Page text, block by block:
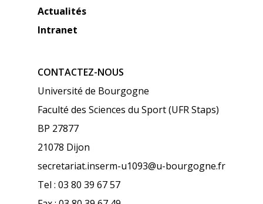
Actualités
Intranet
CONTACTEZ-NOUS
Université de Bourgogne
Faculté des Sciences du Sport (UFR Staps)
BP 27877
21078 Dijon
secretariat.inserm-u1093@u-bourgogne.fr
Tel : 03 80 39 67 57